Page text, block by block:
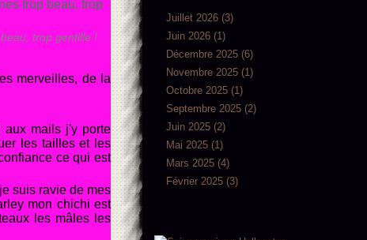
trop gentille !
merveilles, de la
aux mails j'y porte
les tailles et les
ce qui est
suis ravie de mes
mon chichi est
les mâles les
Juillet 2026 (3)
Juin 2026 (1)
Décembre 2025 (6)
Novembre 2025 (1)
Octobre 2025 (1)
Septembre 2025 (2)
Juin 2025 (2)
Mai 2025 (1)
Mars 2025 (4)
Février 2025 (3)